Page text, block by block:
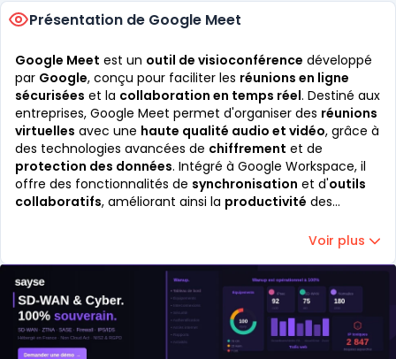
Présentation de Google Meet
Google Meet est un outil de visioconférence développé
par Google, conçu pour faciliter les réunions en ligne
sécurisées et la collaboration en temps réel. Destiné aux
entreprises, Google Meet permet d'organiser des réunions
virtuelles avec une haute qualité audio et vidéo, grâce à
des technologies avancées de chiffrement et de
protection des données. Intégré à Google Workspace, il
offre des fonctionnalités de synchronisation et d'outils
collaboratifs, améliorant ainsi la productivité des
expérience
Voir plus